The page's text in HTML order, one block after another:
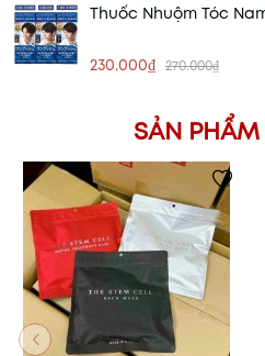
230.000₫ 270.000₫
SẢN